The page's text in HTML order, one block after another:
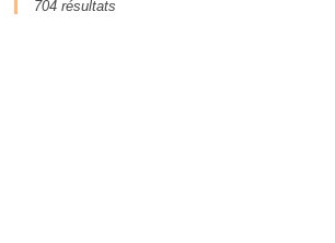
704 résultats